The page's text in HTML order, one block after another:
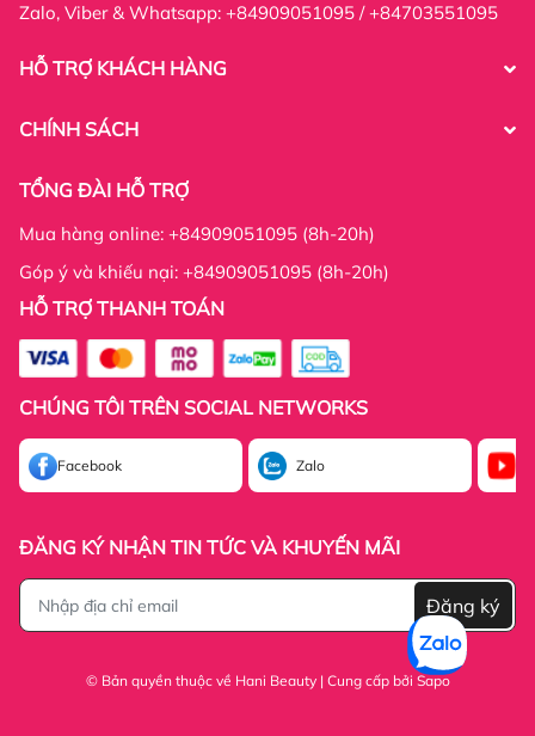
Thông tin công ty:
Thông tin công ty:
Zalo, Viber & Whatsapp: +84909051095 / +84703551095
HỖ TRỢ KHÁCH HÀNG
CHÍNH SÁCH
TỔNG ĐÀI HỖ TRỢ
Mua hàng online: +84909051095 (8h-20h)
Góp ý và khiếu nại: +84909051095 (8h-20h)
HỖ TRỢ THANH TOÁN
CHÚNG TÔI TRÊN SOCIAL NETWORKS
Facebook Zalo
ĐĂNG KÝ NHẬN TIN TỨC VÀ KHUYẾN MÃI
Đăng ký
© Bản quyền thuộc về Hani Beauty | Cung cấp bởi Sapo